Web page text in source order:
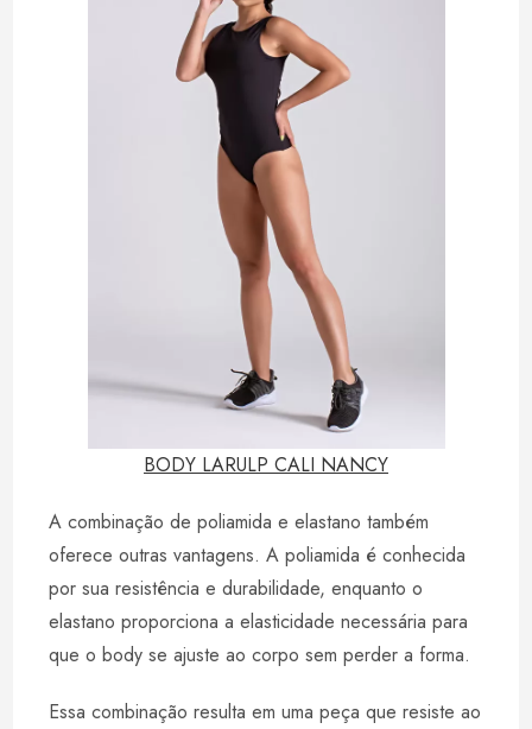
BODY LARULP CALI NANCY
A combinação de poliamida e elastano também
oferece outras vantagens. A poliamida é conhecida
por sua resistência e durabilidade, enquanto o
elastano proporciona a elasticidade necessária para
que o body se ajuste ao corpo sem perder a forma.
Essa combinação resulta em uma peça que resiste ao